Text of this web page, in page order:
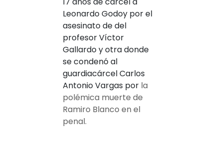
Leonardo Godoy por el
asesinato de del
profesor Víctor
Gallardo y otra donde
se condenó al
guardiacárcel Carlos
Antonio Vargas por la
polémica muerte de
Ramiro Blanco en el
penal.